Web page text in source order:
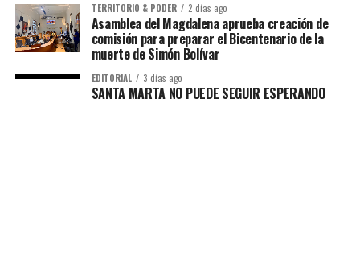
TERRITORIO & PODER 2 días ago
Asamblea del Magdalena aprueba creación de
comisión para preparar el Bicentenario de la
muerte de Simón Bolívar
EDITORIAL 3 días ago
SANTA MARTA NO PUEDE SEGUIR ESPERANDO